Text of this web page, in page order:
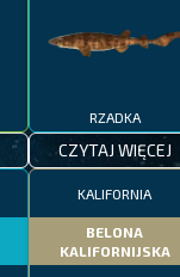
RZADKA
CZYTAJ WIĘCEJ
KALIFORNIA
BELONA
KALIFORNIJSKA